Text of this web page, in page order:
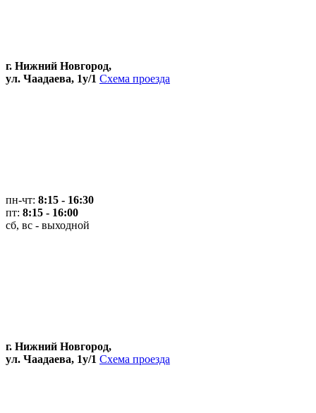
г. Нижний Новгород,
ул. Чаадаева, 1у/1 Схема проезда
пн-чт: 8:15 - 16:30
пт: 8:15 - 16:00
сб, вс - выходной
г. Нижний Новгород,
ул. Чаадаева, 1у/1 Схема проезда